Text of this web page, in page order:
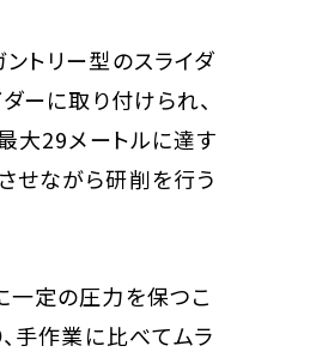
トリー型のスライダ
ーに取り付けられ、
大29メートルに達す
せながら研削を行う
一定の圧力を保つこ
手作業に比べてムラ